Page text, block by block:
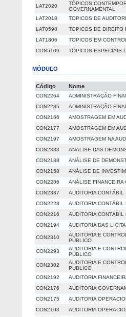
LAT2020
TÓPICOS
GOVERNAMENTAL
LAT2018
TOPICOS DE
LAT0598
TOPICOS DE DIREITO
LAT1806
TOPICOS EM
CON5109
TÓPICOS ESPECIAIS
MÓDULO
Código Nome
CON2264
ADMINISTRAÇÃO
CON2285
ADMINISTRAÇÃO
CON2166
AMOSTRAGEM EM
CON2177
AMOSTRAGEM EM
CON2197
AMOSTRAGEM NA
CON2333
ANALISE DAS
CON2188
ANÁLISE DE
CON2158
ANÁLISE DE
CON2286
ANÁLISE FINANCEIRA
CON2337
AUDITORIA CONTÁBIL
CON2228
AUDITORIA CONTÁBIL
CON2216
AUDITORIA CONTÁBIL
CON2194
AUDITORIA DAS
CON2310
AUDITORIA E
PÚBLICO
CON2293
AUDITORIA E
PÚBLICO
CON2302
AUDITORIA E
PÚBLICO
CON2192
AUDITORIA
CON2176
AUDITORIA
CON2175
AUDITORIA
CON2193
AUDITORIA